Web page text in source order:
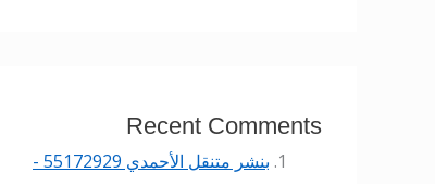
Recent Comments
بنشر متنقل الأحمدي 55172929 -